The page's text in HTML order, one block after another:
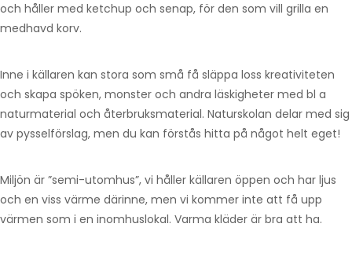
och håller med ketchup och senap, för den som vill grilla en
medhavd korv.
Inne i källaren kan stora som små få släppa loss kreativiteten
och skapa spöken, monster och andra läskigheter med bl a
naturmaterial och återbruksmaterial. Naturskolan delar med sig
av pysselförslag, men du kan förstås hitta på något helt eget!
Miljön är ”semi-utomhus”, vi håller källaren öppen och har ljus
och en viss värme därinne, men vi kommer inte att få upp
värmen som i en inomhuslokal. Varma kläder är bra att ha.